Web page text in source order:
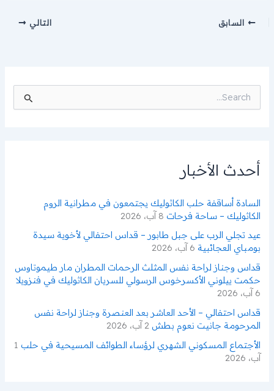
السابق التالي
ن
أحدث الأخبار
السادة أساقفة حلب الكاثوليك يجتمعون في مطرانية الروم
الكاثوليك – ساحة فرحات 8 آب، 2026
عيد تجلي الرب على جبل طابور – قداس احتفالي لأخوية سيدة
بومباي العجائبية 6 آب، 2026
قداس وجناز لراحة نفس المثلث الرحمات المطران مار طيموتاوس
حكمت ييلوني الأكسرخوس الرسولي للسريان الكاثوليك في فنزويلا
6 آب، 2026
قداس احتفالي – الأحد العاشر بعد العنصرة وجناز لراحة نفس
المرحومة جانيت نعوم بطش 2 آب، 2026
الأجتماع المسكوني الشهري لرؤساء الطوائف المسيحية في حلب 1
آب، 2026